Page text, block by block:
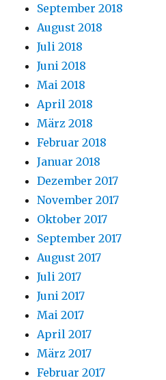
September 2018
August 2018
Juli 2018
Juni 2018
Mai 2018
April 2018
März 2018
Februar 2018
Januar 2018
Dezember 2017
November 2017
Oktober 2017
September 2017
August 2017
Juli 2017
Juni 2017
Mai 2017
April 2017
März 2017
Februar 2017